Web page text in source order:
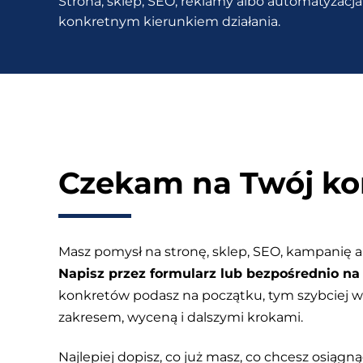
narzędzi
konkretnym kierunkiem działania.
Czekam na Twój
Masz pomysł na stronę, sklep, SEO, kampanię
Napisz przez formularz lub bezpośrednio
konkretów podasz na początku, tym szybciej
zakresem, wyceną i dalszymi krokami.
Najlepiej dopisz, co już masz, co chcesz